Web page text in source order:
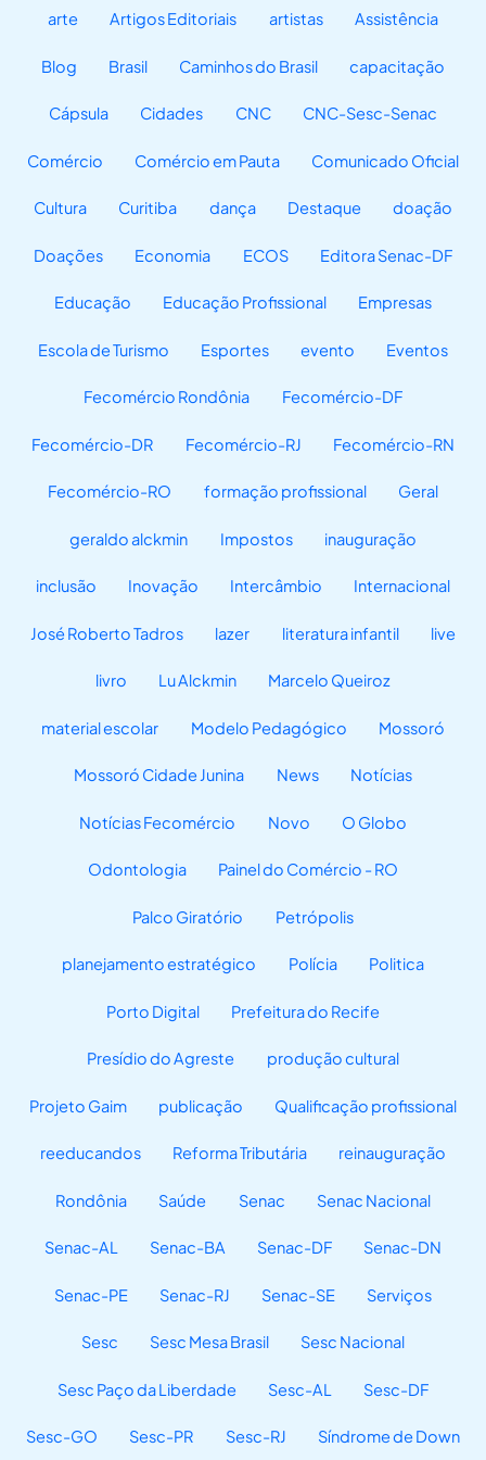
arte Artigos Editoriais artistas Assistência
Blog Brasil Caminhos do Brasil capacitação
Cápsula Cidades CNC CNC-Sesc-Senac
Comércio Comércio em Pauta Comunicado Oficial
Cultura Curitiba dança Destaque doação
Doações Economia ECOS Editora Senac-DF
Educação Educação Profissional Empresas
Escola de Turismo Esportes evento Eventos
Fecomércio Rondônia Fecomércio-DF
Fecomércio-DR Fecomércio-RJ Fecomércio-RN
Fecomércio-RO formação profissional Geral
geraldo alckmin Impostos inauguração
inclusão Inovação Intercâmbio Internacional
José Roberto Tadros lazer literatura infantil live
livro Lu Alckmin Marcelo Queiroz
material escolar Modelo Pedagógico Mossoró
Mossoró Cidade Junina News Notícias
Notícias Fecomércio Novo O Globo
Odontologia Painel do Comércio - RO
Palco Giratório Petrópolis
planejamento estratégico Polícia Politica
Porto Digital Prefeitura do Recife
Presídio do Agreste produção cultural
Projeto Gaim publicação Qualificação profissional
reeducandos Reforma Tributária reinauguração
Rondônia Saúde Senac Senac Nacional
Senac-AL Senac-BA Senac-DF Senac-DN
Senac-PE Senac-RJ Senac-SE Serviços
Sesc Sesc Mesa Brasil Sesc Nacional
Sesc Paço da Liberdade Sesc-AL Sesc-DF
Sesc-GO Sesc-PR Sesc-RJ Síndrome de Down